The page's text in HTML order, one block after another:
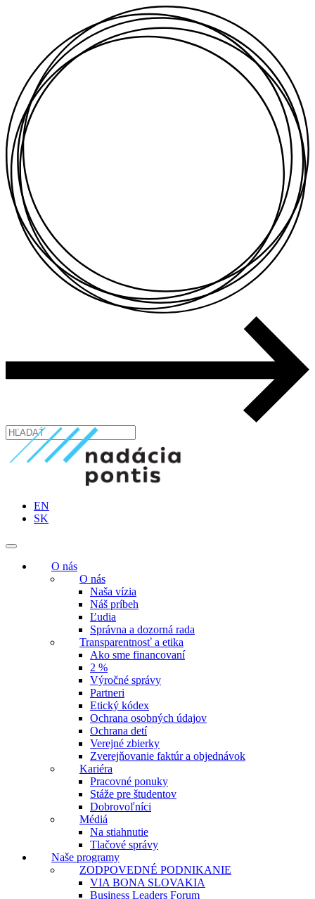
EN
SK
O nás
O nás
Naša vízia
Náš príbeh
Ľudia
Správna a dozorná rada
Transparentnosť a etika
Ako sme financovaní
2 %
Výročné správy
Partneri
Etický kódex
Ochrana osobných údajov
Ochrana detí
Verejné zbierky
Zverejňovanie faktúr a objednávok
Kariéra
Pracovné ponuky
Stáže pre študentov
Dobrovoľníci
Médiá
Na stiahnutie
Tlačové správy
Naše programy
ZODPOVEDNÉ PODNIKANIE
VIA BONA SLOVAKIA
Business Leaders Forum